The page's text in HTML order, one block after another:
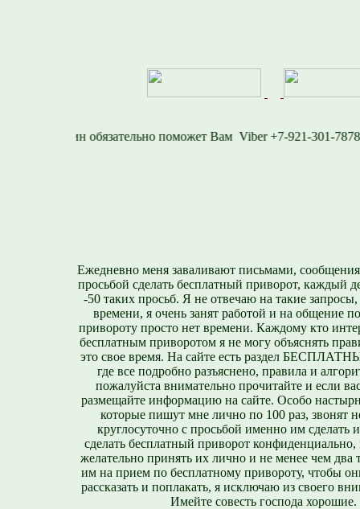
Viber +7-921-
Ежедневно меня заваливают письмами,
просьбой сделать бесплатный приворот, каждый
-50 таких просьб. Я не отвечаю на такие
времени, я очень занят работой и на общение
привороту просто нет времени. Каждому кто
бесплатным приворотом я не могу объяснять
это свое время. На сайте есть раздел
где все подробно разъяснено, правила и
пожалуйста внимательно прочитайте и если
размещайте информацию на сайте. Особо
которые пишут мне лично по 100 раз, звонят
круглосуточно с просьбой именно им сделать
сделать бесплатный приворот конфиденциально,
желательно принять их лично и не менее чем два
им на прием по бесплатному привороту, чтобы
рассказать и поплакать, я исключаю из своего
Имейте совесть господа хорошие.